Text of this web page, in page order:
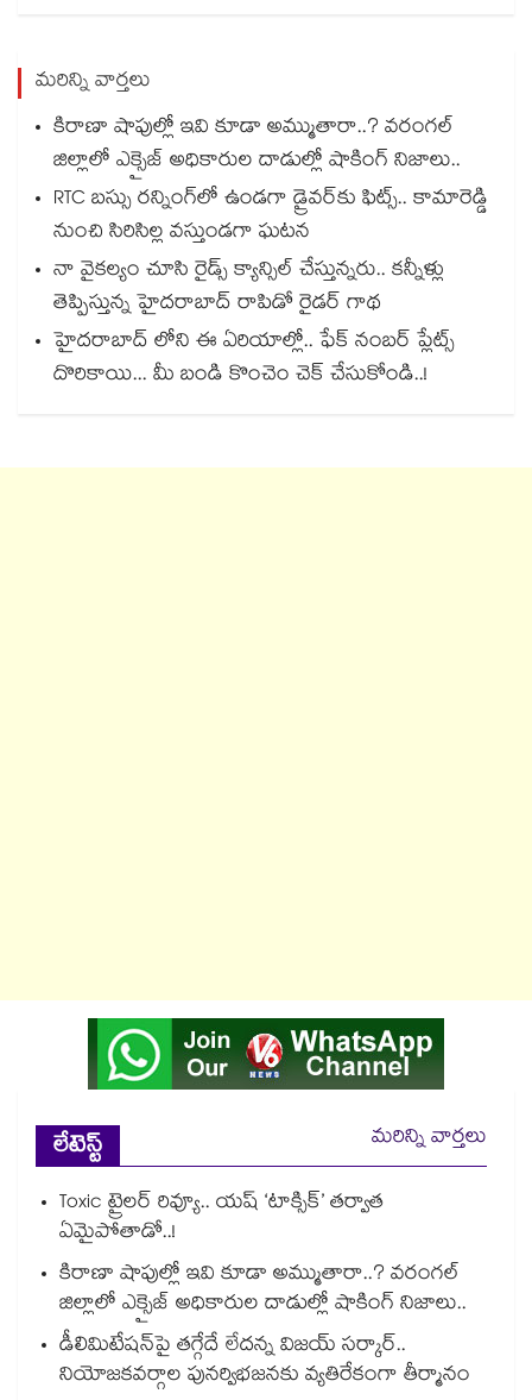
మరిన్ని వార్తలు
కిరాణా షాపుల్లో ఇవి కూడా అమ్ముతారా..? వరంగల్
జిల్లాలో ఎక్సైజ్ అధికారుల దాడుల్లో షాకింగ్ నిజాలు..
RTC బస్సు రన్నింగ్⁫లో ఉండగా డ్రైవర్‌కు ఫిట్స్.. కామారెడ్డి
నుంచి సిరిసిల్ల వస్తుండగా ఘటన
నా వైకల్యం చూసి రైడ్స్ క్యాన్సిల్ చేస్తున్నరు.. కన్నీళ్లు
తెప్పిస్తున్న హైదరాబాద్ రాపిడో రైడర్ గాథ
హైదరాబాద్ లోని ఈ ఏరియాల్లో.. ఫేక్ నంబర్ ప్లేట్స్
దొరికాయి... మీ బండి కొంచెం చెక్ చేసుకోండి..!
లేటెస్ట్
మరిన్ని వార్తలు
Toxic ట్రైలర్ రివ్యూ.. యష్ ‘టాక్సిక్’ తర్వాత
ఏమైపోతాడో..!
కిరాణా షాపుల్లో ఇవి కూడా అమ్ముతారా..? వరంగల్
జిల్లాలో ఎక్సైజ్ అధికారుల దాడుల్లో షాకింగ్ నిజాలు..
డీలిమిటేషన్‎పై తగ్గేదే లేదన్న విజయ్ సర్కార్..
నియోజకవర్గాల పునర్విభజనకు వ్యతిరేకంగా తీర్మానం